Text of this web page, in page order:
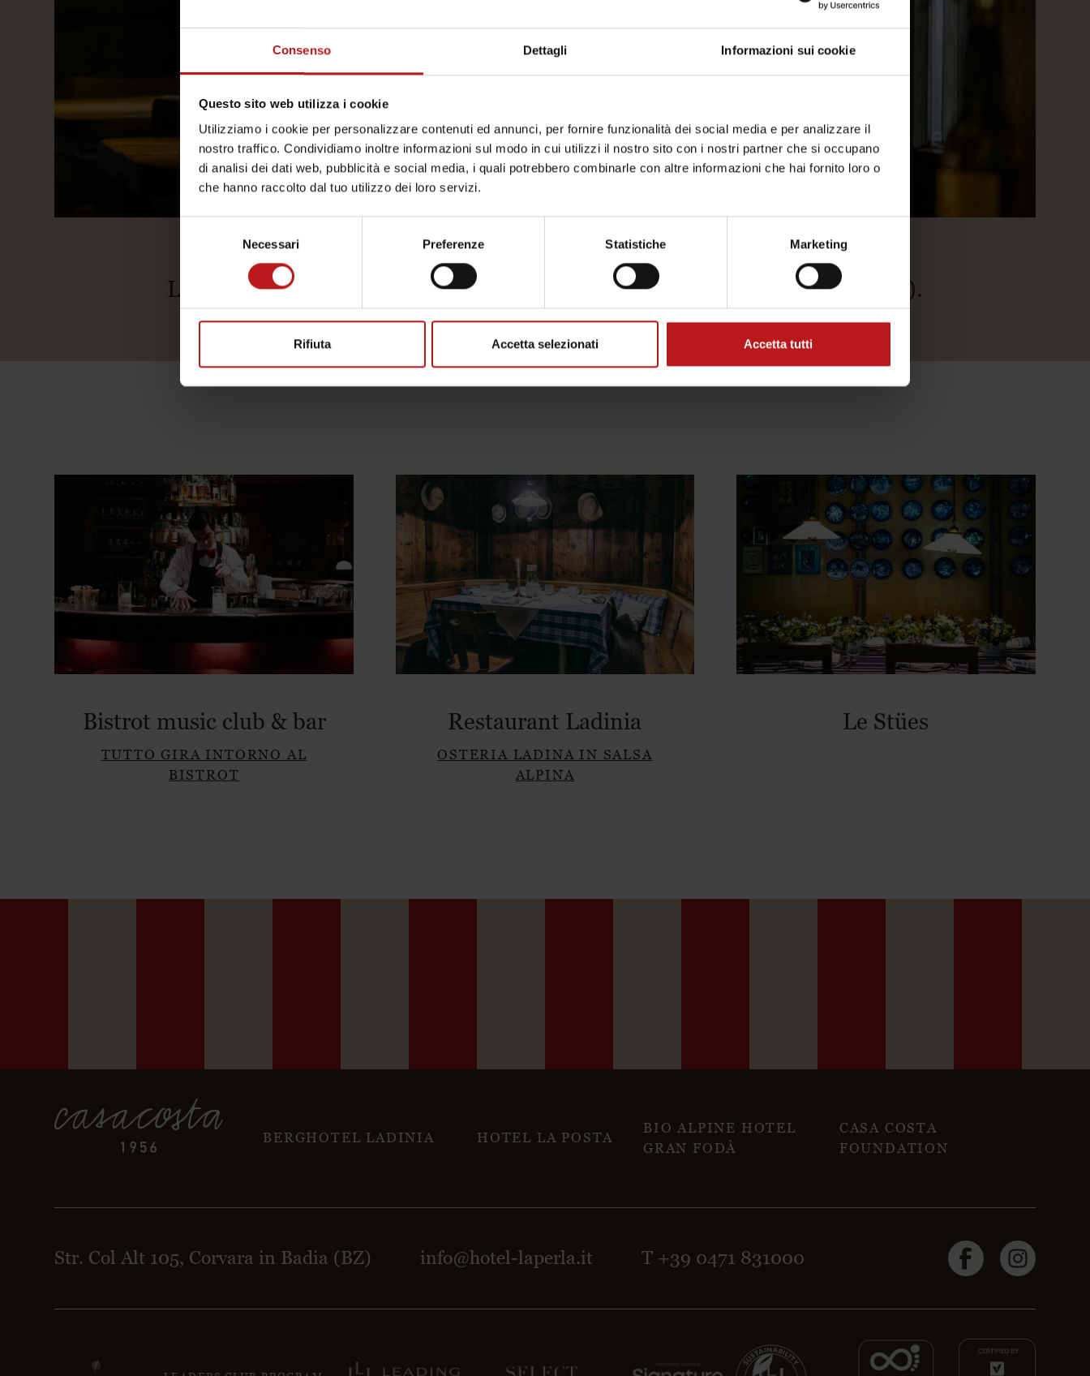
Consenso Dettagli Informazioni sui cookie
Questo sito web utilizza i cookie
Utilizziamo i cookie per personalizzare contenuti ed annunci, per fornire funzionalità dei social media e per analizzare il
nostro traffico. Condividiamo inoltre informazioni sul modo in cui utilizzi il nostro sito con i nostri partner che si occupano
di analisi dei dati web, pubblicità e social media, i quali potrebbero combinarle con altre informazioni che hai fornito loro o
che hanno raccolto dal tuo utilizzo dei loro servizi.
Necessari Preferenze Statistiche Marketing
Rifiuta Accetta selezionati Accetta tutti
La Biraria sarà aperta tutti i giorni dalle 17:30 alle 24:00 (escluso il lunedì).
Bistrot music club & bar
TUTTO GIRA INTORNO AL
BISTROT
Restaurant Ladinia
OSTERIA LADINA IN SALSA
ALPINA
Le Stües
BERGHOTEL LADINIA HOTEL LA POSTA
BIO ALPINE HOTEL
GRAN FODÀ
CASA COSTA
FOUNDATION
Str. Col Alt 105, Corvara in Badia (BZ) info@hotel-laperla.it T +39 0471 831000